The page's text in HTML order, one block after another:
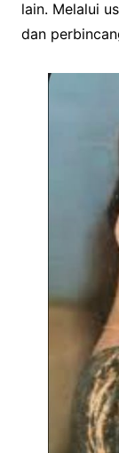
lain. Melalui
dan